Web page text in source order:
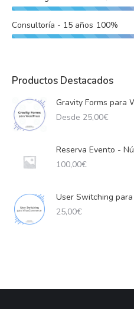
Consultoría - 15 años 100%
Productos Destacados
Gravity Forms para
Desde 25,00€
Reserva Evento -
100,00€
User Switching
25,00€